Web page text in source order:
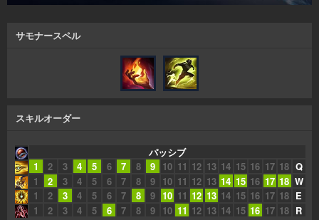
サモナースペル
スキルオーダー
パッシブ
1
2 3 4 5 6 7 8 9 10 11 12 13 14 15 16 17 18 Q
1
2 3 4 5 6 7 8 9 10 11 12 13 14 15 16 17 18 W
1
2 3 4 5 6 7 8 9 10 11 12 13 14 15 16 17 18 E
1
2 3 4 5 6 7 8 9 10 11 12 13 14 15 16 17 18 R